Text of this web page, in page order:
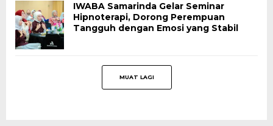
IWABA Samarinda Gelar Seminar
Hipnoterapi, Dorong Perempuan
Tangguh dengan Emosi yang Stabil